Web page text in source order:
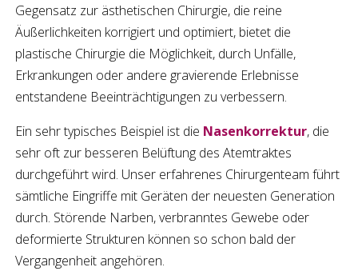
Gegensatz zur ästhetischen Chirurgie, die reine
Äußerlichkeiten korrigiert und optimiert, bietet die
plastische Chirurgie die Möglichkeit, durch Unfälle,
Erkrankungen oder andere gravierende Erlebnisse
entstandene Beeinträchtigungen zu verbessern.
Ein sehr typisches Beispiel ist die Nasenkorrektur, die
sehr oft zur besseren Belüftung des Atemtraktes
durchgeführt wird. Unser erfahrenes Chirurgenteam führt
sämtliche Eingriffe mit Geräten der neuesten Generation
durch. Störende Narben, verbranntes Gewebe oder
deformierte Strukturen können so schon bald der
Vergangenheit angehören.